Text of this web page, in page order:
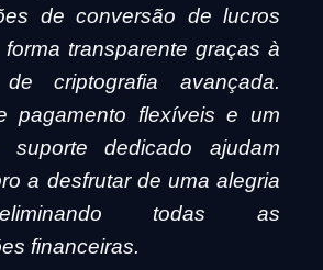
de conversão de lucros
transparente graças à
criptografia avançada.
pagamento flexíveis e um
dedicado ajudam
a desfrutar de uma alegria
todas as
financeiras.